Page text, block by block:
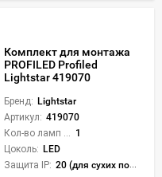
Комплект для монтажа
PROFILED Profiled
Lightstar 419070
Бренд: Lightstar
Артикул: 419070
1
Цоколь: LED
Защита IP: 20 (для сухих пом.)